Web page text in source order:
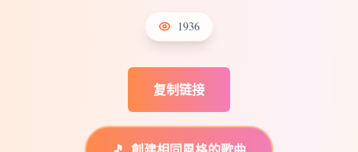
1936
复制链接